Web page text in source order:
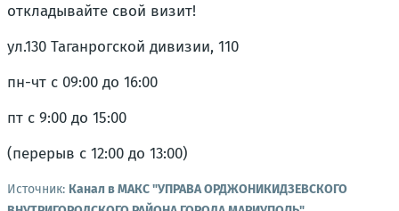
откладывайте свой визит!
ул.130 Таганрогской дивизии, 110
пн-чт с 09:00 до 16:00
пт с 9:00 до 15:00
(перерыв с 12:00 до 13:00)
Источник: Канал в МАКС "УПРАВА ОРДЖОНИКИДЗЕВСКОГО